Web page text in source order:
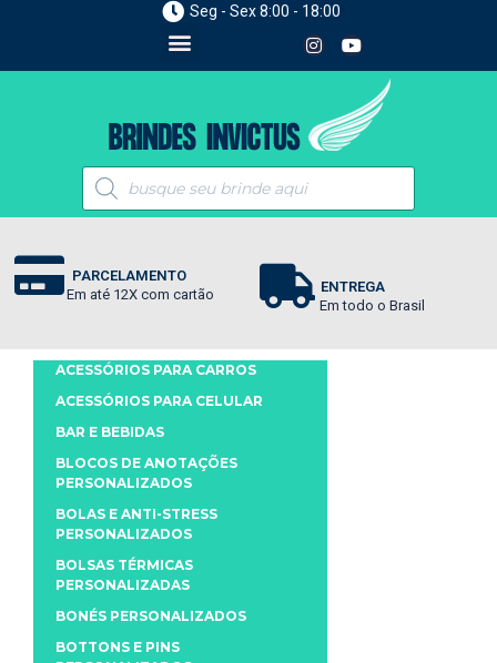
Seg - Sex 8:00 - 18:00
PARCELAMENTO
Em até 12X com cartão
ENTREGA
Em todo o Brasil
ACESSÓRIOS PARA CARROS
ACESSÓRIOS PARA CELULAR
BAR E BEBIDAS
BLOCOS DE ANOTAÇÕES
PERSONALIZADOS
BOLAS E ANTI-STRESS
PERSONALIZADOS
BOLSAS TÉRMICAS
PERSONALIZADAS
BONÉS PERSONALIZADOS
BOTTONS E PINS